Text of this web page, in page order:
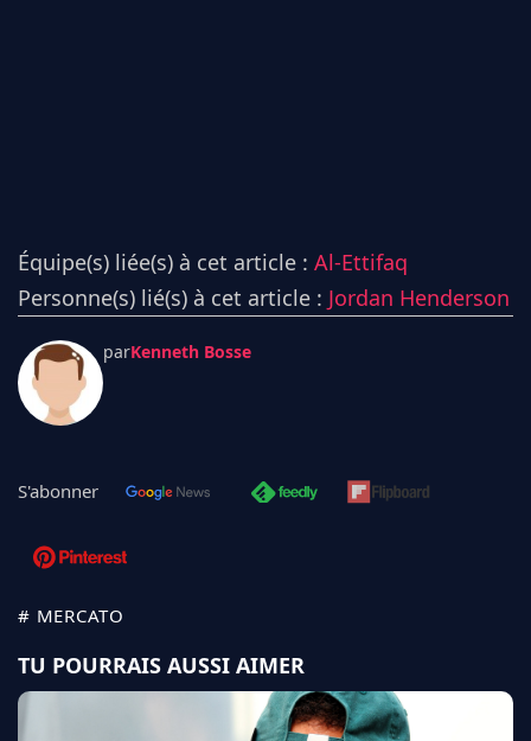
Équipe(s) liée(s) à cet article : Al-Ettifaq
Personne(s) lié(s) à cet article : Jordan Henderson
parKenneth Bosse
S'abonner
# MERCATO
TU POURRAIS AUSSI AIMER